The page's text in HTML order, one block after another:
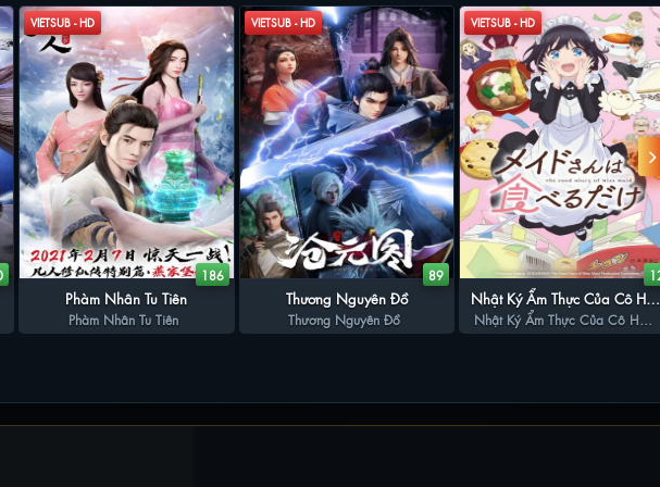
VIETSUB - HD
186
Phàm Nhân Tu Tiên
Phàm Nhân Tu Tiên
VIETSUB - HD
89
Thương Nguyên Đồ
Thương Nguyên Đồ
VIETSUB - HD
Nhật Ký Ẩm Thực Của Cô Hầu
Gái
Nhật Ký Ẩm Thực Của Cô Hầu
Gái